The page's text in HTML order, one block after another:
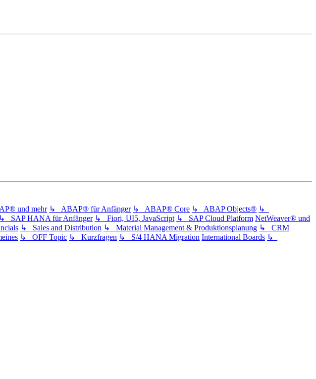
und mehr ↳ ABAP® für Anfänger ↳ ABAP® Core ↳ ABAP Objects® ↳
↳ SAP HANA für Anfänger ↳ Fiori, UI5, JavaScript ↳ SAP Cloud Platform NetWeaver® und
↳ Sales and Distribution ↳ Material Management & Produktionsplanung ↳ CRM
↳ OFF Topic ↳ Kurzfragen ↳ S/4 HANA Migration International Boards ↳